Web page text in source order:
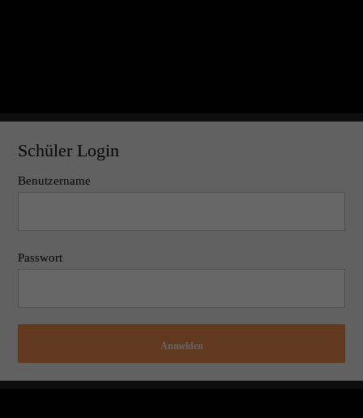
Schüler Login
Benutzername
Passwort
Anmelden